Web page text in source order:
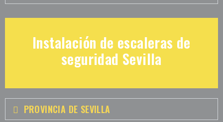
Instalación de escaleras de
seguridad Sevilla
PROVINCIA DE SEVILLA